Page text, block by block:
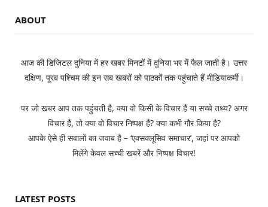
ABOUT
आज की डिजिटल दुनिया में हर खबर मिनटों में दुनिया भर में फैल जाती है। उत्तर
दक्षिण, पूरब पश्चिम की इन सब खबरों को पाठकों तक पहुंचाते हैं मीडियाकर्मी।
पर जो खबर आप तक पहुंचती है, क्या वो किसी के विचार हैं या सच्चे तथ्य? अगर
विचार हैं, तो क्या वो विचार निष्पक्ष हैं? क्या कभी गौर किया है?
आपके ऐसे ही सवालों का जवाब है – ‘एक्सक्लूसिव समाचार’, जहां पर आपको
मिलेंगे केवल सच्ची खबरें और निष्पक्ष विचार!
LATEST POSTS